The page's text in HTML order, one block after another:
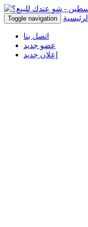
Toggle navigation الرئيسية
اتصل بنا
عضو جديد
إعلان جديد